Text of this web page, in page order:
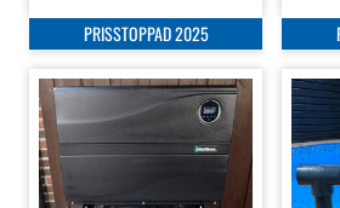
PRISSTOPPAD 2025